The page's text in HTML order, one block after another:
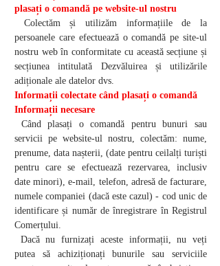
plasați o comandă pe website-ul nostru
Colectăm și utilizăm informațiile de la
persoanele care efectuează o comandă pe site-ul
nostru web în conformitate cu această secțiune și
secțiunea intitulată Dezvăluirea și utilizările
adiționale ale datelor dvs.
Informații colectate când plasați o comandă
Informații necesare
Când plasați o comandă pentru bunuri sau
servicii pe website-ul nostru, colectăm: nume,
prenume, data nașterii, (date pentru ceilalți turiști
pentru care se efectuează rezervarea, inclusiv
date minori), e-mail, telefon, adresă de facturare,
numele companiei (dacă este cazul) - cod unic de
identificare și număr de înregistrare în Registrul
Comerțului.
Dacă nu furnizați aceste informații, nu veți
putea să achiziționați bunurile sau serviciile